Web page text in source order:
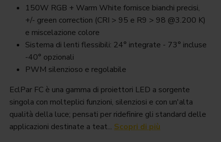
150W RGB + Warm White fornisce bianchi precisi,
+/- green correction (CRI > 95 e R9 > 98 @3.200 K)
e miscelazione colore
Sistema di lenti flessibili: 24° integrate - 73° incluse
-40° opzionali
PWM silenzioso e regolabile
EclPar FC è una gamma di proiettori LED a sorgente
singola con molteplici funzioni, silenziosi e con un'alta
qualità della luce; pensati per ridefinire gli standard delle
applicazioni destinate a teat... Scopri di più